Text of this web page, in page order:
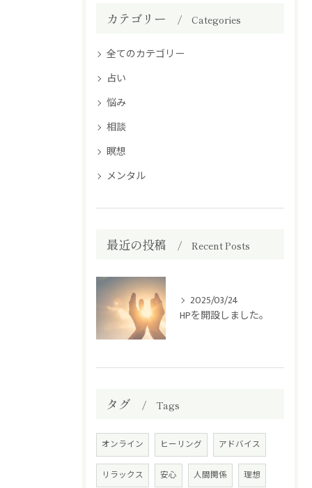
カテゴリー Categories
全てのカテゴリー
占い
悩み
相談
瞑想
メンタル
最近の投稿 Recent Posts
2025/03/24
HPを開設しました。
タグ Tags
オンライン ヒーリング アドバイス
リラックス 安心 人間関係 理想